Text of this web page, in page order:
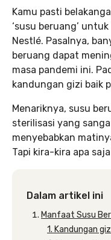
Kamu pasti
‘susu beruang’
Nestlé. Pasalnya,
beruang dapat
masa pandemi ini.
kandungan gizi baik
Menariknya, susu
sterilisasi yang
menyebabkan
Tapi kira-kira apa
Dalam artikel ini
Manfaat Susu
1. Kandungan